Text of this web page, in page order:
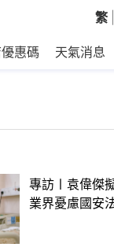
繁
惠碼 天氣消息
專訪〡袁偉傑
業界憂慮國安